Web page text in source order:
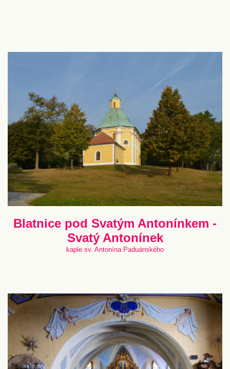
Blatnice pod Svatým Antonínkem -
Svatý Antonínek
kaple sv. Antonína Paduánského